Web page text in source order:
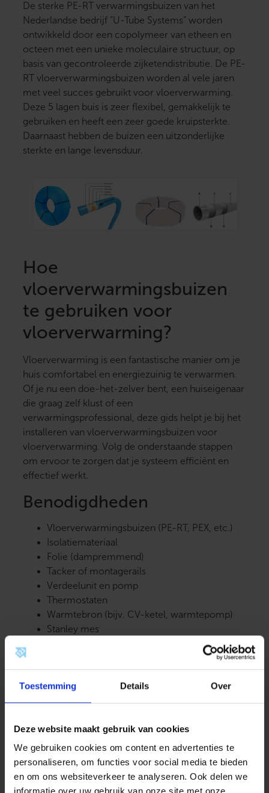
Toestemming Details Over
Deze website maakt gebruik van cookies
We gebruiken cookies om content en advertenties te
personaliseren, om functies voor social media te bieden
en om ons websiteverkeer te analyseren. Ook delen we
informatie over uw gebruik van onze site met onze
De sterke PE-RT verwarmingsbuizen van het
Nederlandse bedrijf “U-Tube Systems” worden
ontwikkeld door een copolymeer van etheen en
octeen met een unieke moleculaire structuur, op
basis van gecontroleerde zijketendistributie. De PE-
RT vloerverwarmingsbuizen worden al vele jaren
met veel succes gebruikt voor vloerverwarming.
Deze 5 lagen buis is zeer flexibel, gemakkelijk te
gebruiken en heeft een zeer goede kruipsterkte.
Daarnaast hebben de buizen een uitzonderlijke
sterkte en lange levensduur.
Hoe
vloerverwarmingsbuizen
te gebruiken voor
vloerverwarming?
Vloerverwarming is een fantastische manier om je
huis comfortabel en energiezuinig te verwarmen.
Of je nu een doe-het-zelver bent, een huiseigenaar
die graag zelf klust of een
verwarmingsprofessional, deze gids helpt je bij het
installeren van vloerverwarmingsbuizen voor
vloerverwarming. Volg de onderstaande stappen
om ervoor te zorgen dat je systeem efficiënt en
effectief werkt.
Benodigdheden
Vloerverwarmingsbuizen (PE-RT, PEX, etc.)
Isolatiemateriaal
Folie (dampremmend)
Tacker of montagerails
Verdeelunit en pomp
Thermostaten
Warmtebron (bijv. CV-ketel, warmtepomp)
Stanley mes
Stap 1: Voorbereiding
Inspecteer de vloer
Isolatie: breng isolatiemateriaal aan om te
voorkomen dat warmte naar beneden
weglekt. Gebruik hiervoor isolatieplaten of -
rollen.